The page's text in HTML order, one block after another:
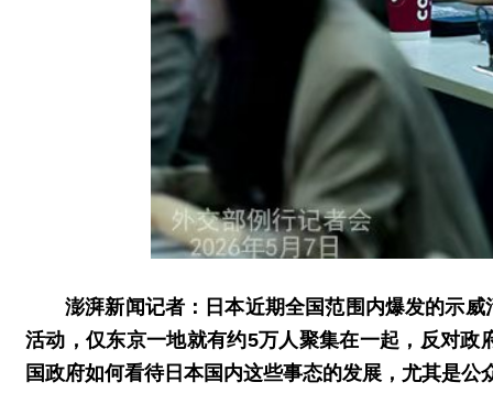
澎湃新闻记者：日本近期全国范围内爆发的示
活动，仅东京一地就有约5万人聚集在一起，反对
国政府如何看待日本国内这些事态的发展，尤其是公